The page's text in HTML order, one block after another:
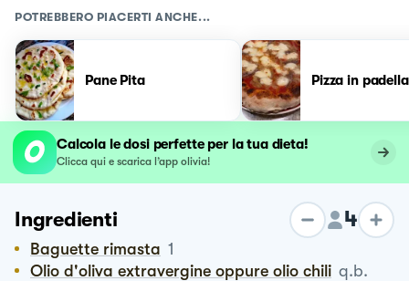
POTREBBERO PIACERTI ANCHE...
Pane Pita Pizza in padella
Calcola le dosi perfette per la tua dieta!
Clicca qui e scarica l’app olivia!
Ingredienti 4
Baguette rimasta 1
Olio d'oliva extravergine oppure olio chili q.b.